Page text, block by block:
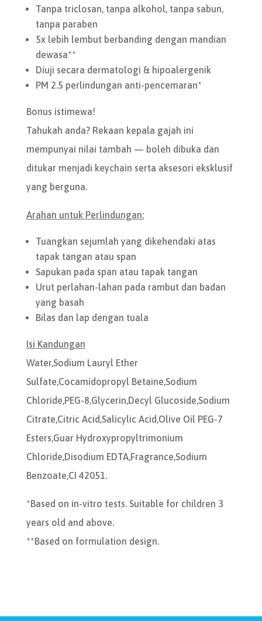
Tanpa triclosan, tanpa alkohol, tanpa sabun,
tanpa paraben
5x lebih lembut berbanding dengan mandian
dewasa**
Diuji secara dermatologi & hipoalergenik
PM 2.5 perlindungan anti-pencemaran*
Bonus istimewa!
Tahukah anda? Rekaan kepala gajah ini
mempunyai nilai tambah — boleh dibuka dan
ditukar menjadi keychain serta aksesori eksklusif
yang berguna.
Arahan untuk Perlindungan:
Tuangkan sejumlah yang dikehendaki atas
tapak tangan atau span
Sapukan pada span atau tapak tangan
Urut perlahan-lahan pada rambut dan badan
yang basah
Bilas dan lap dengan tuala
Isi Kandungan
Water,Sodium Lauryl Ether
Sulfate,Cocamidopropyl Betaine,Sodium
Chloride,PEG-8,Glycerin,Decyl Glucoside,Sodium
Citrate,Citric Acid,Salicylic Acid,Olive Oil PEG-7
Esters,Guar Hydroxypropyltrimonium
Chloride,Disodium EDTA,Fragrance,Sodium
Benzoate,CI 42051.
*Based on in-vitro tests. Suitable for children 3
years old and above.
**Based on formulation design.